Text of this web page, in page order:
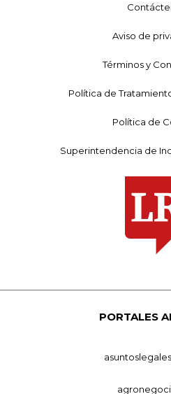
Aviso de
Términos y
Política de
Política de
Superintendencia de
PORTALES